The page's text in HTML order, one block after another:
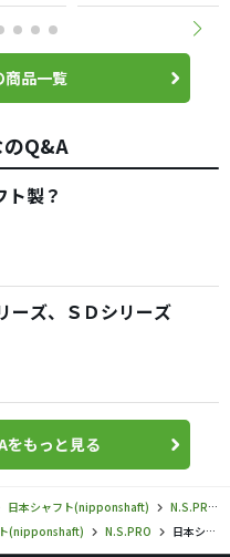
商品一覧
のQ&A
ト製？
ーズ、ＳＤシリーズ
をもっと見る
日本シャフト(nipponshaft)
N.S.PRO
(nipponshaft) N.S.PRO 日本シャフト／N.S.PRO／VULCANUS（バルカヌス）シャフトの口コミ評価